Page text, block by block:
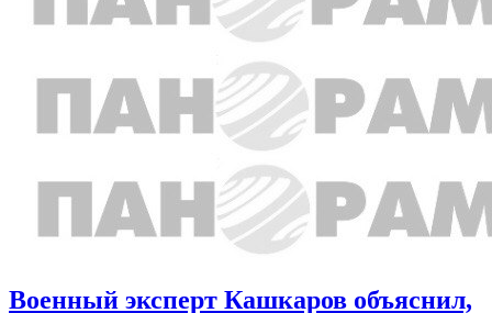
Военный эксперт Кашкаров объяснил,